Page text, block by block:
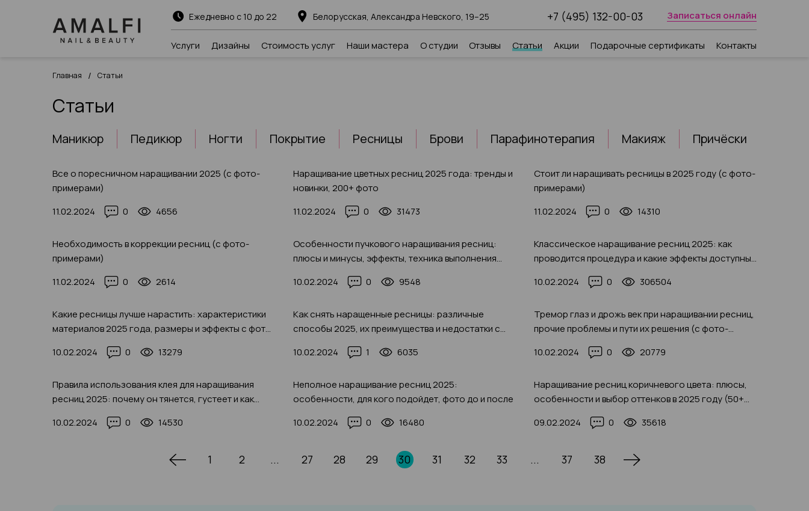
Ежедневно с 10 до 22 Белорусская, Александра Невского, 19–25 +7 (495) 132-00-03 Записаться онлайн
Услуги Дизайны Стоимость услуг Наши мастера О студии Отзывы Статьи Акции Подарочные сертификаты Контакты
Главная / Статьи
Статьи
Маникюр Педикюр Ногти Покрытие Ресницы Брови Парафинотерапия Макияж Причёски
Все о поресничном наращивании 2025 (с фото-
примерами)
11.02.2024
0 4656
Наращивание цветных ресниц 2025 года: тренды и
новинки, 200+ фото
11.02.2024
0 31473
Стоит ли наращивать ресницы в 2025 году (с фото-
примерами)
11.02.2024
0 14310
Необходимость в коррекции ресниц (с фото-
примерами)
11.02.2024
0 2614
Особенности пучкового наращивания ресниц:
плюсы и минусы, эффекты, техника выполнения
10.02.2024 0 9548
Классическое наращивание ресниц 2025: как
проводится процедура и какие эффекты доступны,
10.02.2024 0 306504
Какие ресницы лучше нарастить: характеристики
материалов 2025 года, размеры и эффекты с фото-
10.02.2024 0 13279
Как снять наращенные ресницы: различные
способы 2025, их преимущества и недостатки с
10.02.2024 1 6035
Тремор глаз и дрожь век при наращивании ресниц,
прочие проблемы и пути их решения (с фото-
10.02.2024 0 20779
Правила использования клея для наращивания
ресниц 2025: почему он тянется, густеет и как
10.02.2024 0 14530
Неполное наращивание ресниц 2025:
особенности, для кого подойдет, фото до и после
10.02.2024
0 16480
Наращивание ресниц коричневого цвета: плюсы,
особенности и выбор оттенков в 2025 году (50+
09.02.2024 0 35618
1 2 ... 27 28 29 30 31 32 33 ... 37 38